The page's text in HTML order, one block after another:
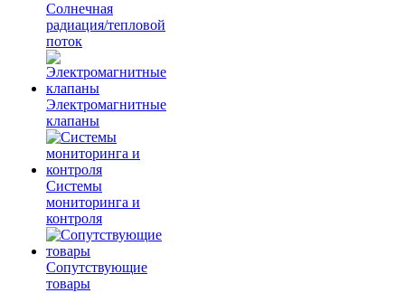
Солнечная
радиация/тепловой
поток
Электромагнитные
клапаны
Системы
мониторинга и
контроля
Сопутствующие
товары